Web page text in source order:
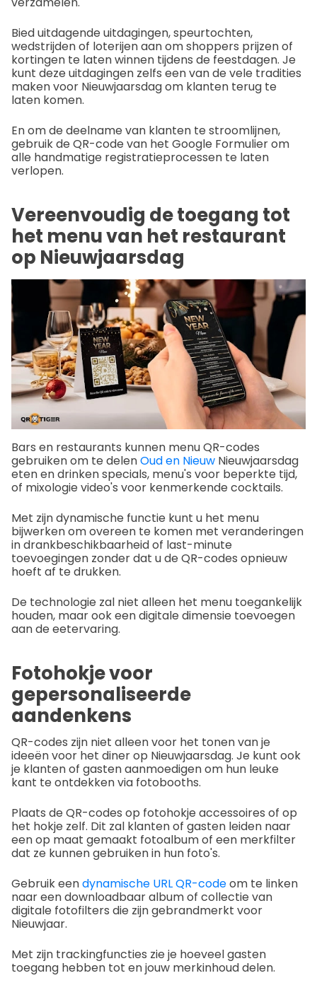
Bied uitdagende uitdagingen, speurtochten,
wedstrijden of loterijen aan om shoppers prijzen of
kortingen te laten winnen tijdens de feestdagen. Je
kunt deze uitdagingen zelfs een van de vele tradities
maken voor Nieuwjaarsdag om klanten terug te
laten komen.
En om de deelname van klanten te stroomlijnen,
gebruik de QR-code van het Google Formulier om
alle handmatige registratieprocessen te laten
verlopen.
Vereenvoudig de toegang tot
het menu van het restaurant
op Nieuwjaarsdag
Bars en restaurants kunnen menu QR-codes
gebruiken om te delenOud en Nieuw Nieuwjaarsdag
eten en drinken specials, menu's voor beperkte tijd,
of mixologie video's voor kenmerkende cocktails.
Met zijn dynamische functie kunt u het menu
bijwerken om overeen te komen met veranderingen
in drankbeschikbaarheid of last-minute
toevoegingen zonder dat u de QR-codes opnieuw
hoeft af te drukken.
De technologie zal niet alleen het menu toegankelijk
houden, maar ook een digitale dimensie toevoegen
aan de eetervaring.
Fotohokje voor
gepersonaliseerde
aandenkens
QR-codes zijn niet alleen voor het tonen van je
ideeën voor het diner op Nieuwjaarsdag. Je kunt ook
je klanten of gasten aanmoedigen om hun leuke
kant te ontdekken via fotobooths.
Plaats de QR-codes op fotohokje accessoires of op
het hokje zelf. Dit zal klanten of gasten leiden naar
een op maat gemaakt fotoalbum of een merkfilter
dat ze kunnen gebruiken in hun foto's.
Gebruik eendynamische URL QR-codeom te linken
naar een downloadbaar album of collectie van
digitale fotofilters die zijn gebrandmerkt voor
Nieuwjaar.
Met zijn trackingfuncties zie je hoeveel gasten
toegang hebben tot en jouw merkinhoud delen.